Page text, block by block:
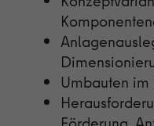
Umbauten
Name _gid
Anbieter Google
Laufzeit 1 Tag
Cookie